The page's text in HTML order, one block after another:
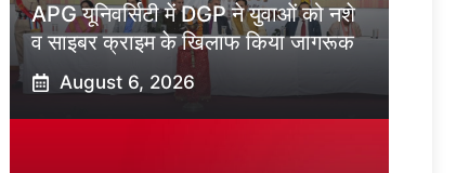
APG यूनिवर्सिटी में DGP ने युवाओं को नशे
व साइबर क्राइम के खिलाफ किया जागरूक
August 6, 2026